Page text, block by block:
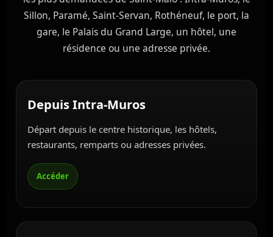
Sillon, Paramé, Saint-Servan, Rothéneuf, le port, la
gare, le Palais du Grand Large, un hôtel, une
résidence ou une adresse privée.
Depuis Intra-Muros
Départ depuis le centre historique, les hôtels,
restaurants, remparts ou adresses privées.